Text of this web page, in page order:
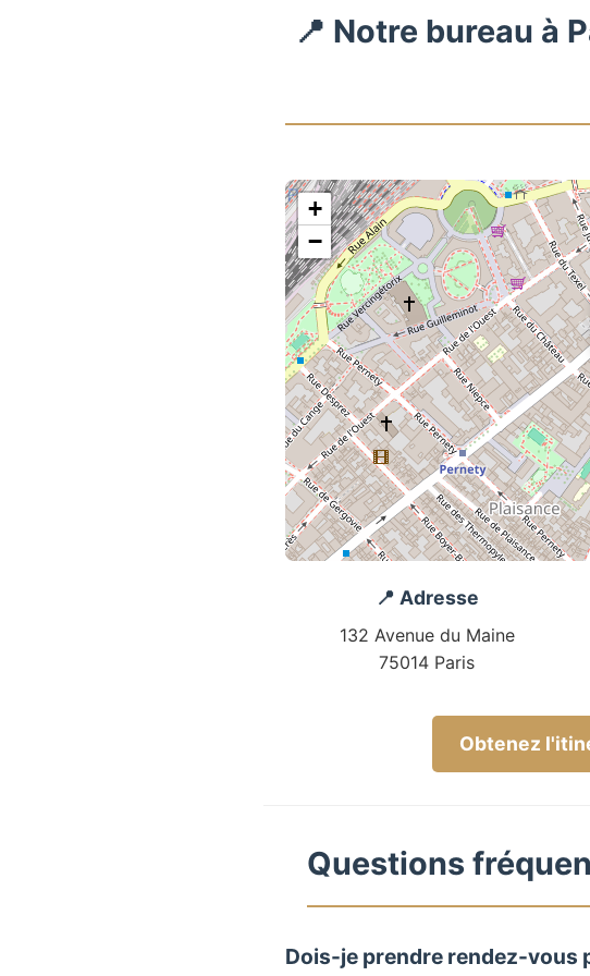
📍 Notre bureau à
+
−
📍 Adresse
132 Avenue du Maine
75014 Paris
Obtenez
Questions
Dois-je prendre rendez-vous